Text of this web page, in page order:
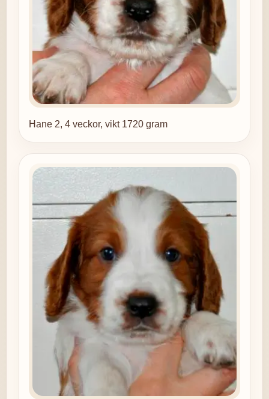
Hane 2, 4 veckor, vikt 1720 gram